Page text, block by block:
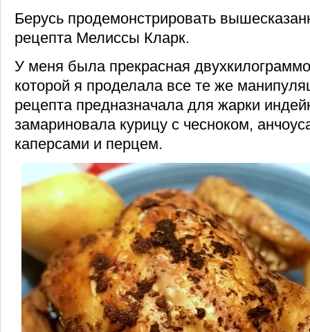
Берусь продемонстрировать
рецепта Мелиссы Кларк.
У меня была прекрасная
которой я проделала все те же
рецепта предназначала для жарки
замариновала курицу с чесноком,
каперсами и перцем.